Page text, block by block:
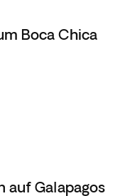
uns immer noch die
der Mayas in Peru,
in Amerika
Boca Chica
auf Galapagos